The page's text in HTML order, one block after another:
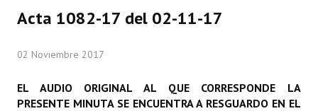
Comisiones Especiales
Acta 1082-17 del 02-11-17
02 Noviembre 2017
EL AUDIO ORIGINAL AL QUE CORRESPONDE LA
PRESENTE MINUTA SE ENCUENTRA A RESGUARDO EN EL